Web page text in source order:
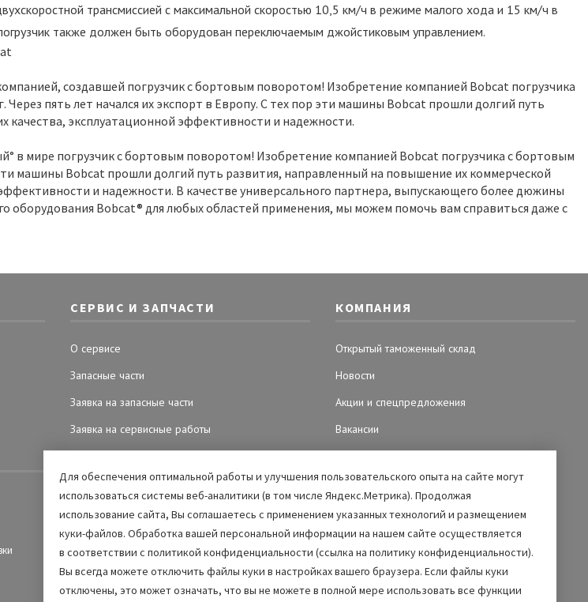
трансмиссией с максимальной скоростью 10,5 км/ч в режиме малого хода и 15 км/ч в
также должен быть оборудован переключаемым джойстиковым управлением.
создавшей погрузчик с бортовым поворотом! Изобретение компанией Bobcat погрузчика
пять лет начался их экспорт в Европу. С тех пор эти машины Bobcat прошли долгий путь
качества, эксплуатационной эффективности и надежности.
в мире погрузчик с бортовым поворотом! Изобретение компанией Bobcat погрузчика с бортовым
машины Bobcat прошли долгий путь развития, направленный на повышение их коммерческой
и надежности. В качестве универсального партнера, выпускающего более дюжины
оборудования Bobcat® для любых областей применения, мы можем помочь вам справиться даже с
СЕРВИС И ЗАПЧАСТИ
О сервисе
Запасные части
Заявка на запасные части
Заявка на сервисные работы
КОМПАНИЯ
Открытый таможенный склад
Новости
Акции и спецпредложения
Вакансии
Для обеспечения оптимальной работы и улучшения пользовательского опыта на сайте могут
использоваться системы веб-аналитики (в том числе Яндекс.Метрика). Продолжая
использование сайта, Вы соглашаетесь с применением указанных технологий и размещением
куки-файлов. Обработка вашей персональной информации на нашем сайте осуществляется
в соответствии с политикой конфиденциальности (ссылка на политику конфиденциальности).
Вы всегда можете отключить файлы куки в настройках вашего браузера. Если файлы куки
отключены, это может означать, что вы не можете в полной мере использовать все функции